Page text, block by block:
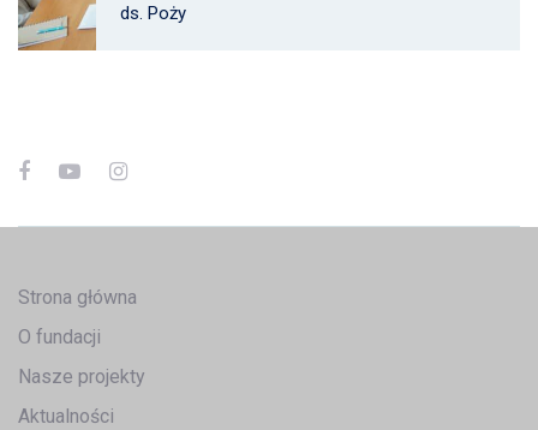
ds. Poży
Strona główna
O fundacji
Nasze projekty
Aktualności